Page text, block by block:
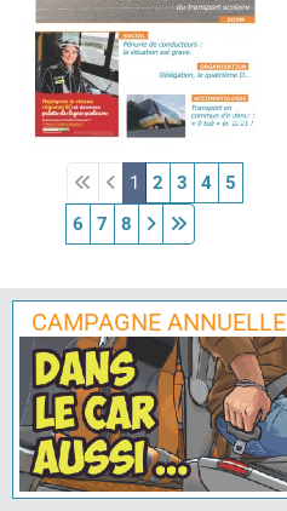
1 2 3 4
5
6
7 8
CAMPAGNE ANNUELLE